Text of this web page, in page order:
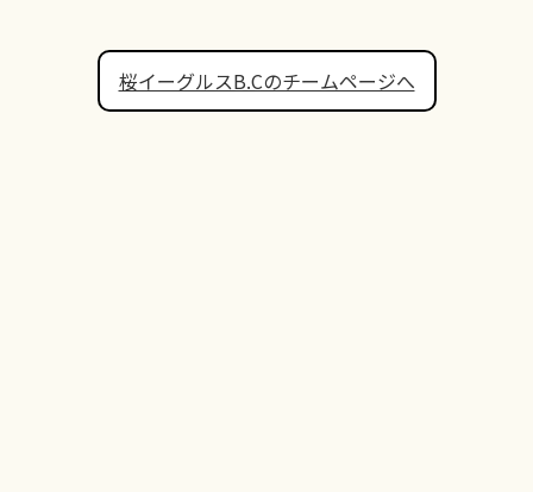
桜イーグルスB.Cのチームページへ